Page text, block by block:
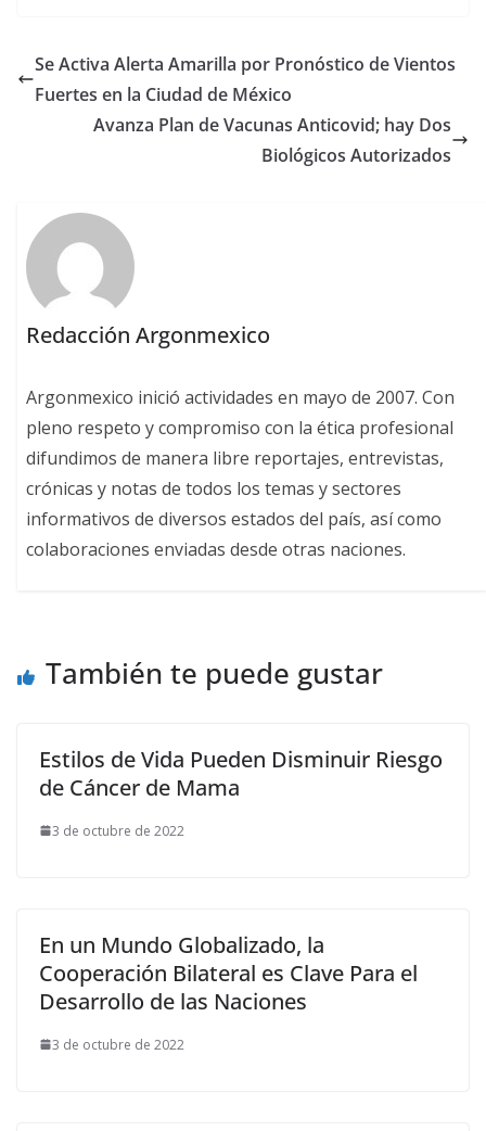
Se Activa Alerta Amarilla por Pronóstico de Vientos
Fuertes en la Ciudad de México
Avanza Plan de Vacunas Anticovid; hay Dos
Biológicos Autorizados
Redacción Argonmexico
Argonmexico inició actividades en mayo de 2007. Con
pleno respeto y compromiso con la ética profesional
difundimos de manera libre reportajes, entrevistas,
crónicas y notas de todos los temas y sectores
informativos de diversos estados del país, así como
colaboraciones enviadas desde otras naciones.
También te puede gustar
Estilos de Vida Pueden Disminuir Riesgo
de Cáncer de Mama
3 de octubre de 2022
En un Mundo Globalizado, la
Cooperación Bilateral es Clave Para el
Desarrollo de las Naciones
3 de octubre de 2022